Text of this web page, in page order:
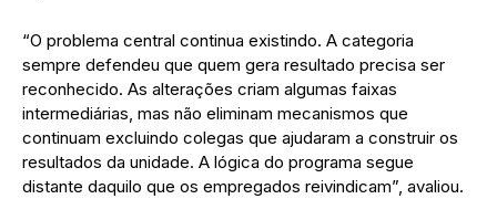
“O problema central continua existindo. A categoria
sempre defendeu que quem gera resultado precisa ser
reconhecido. As alterações criam algumas faixas
intermediárias, mas não eliminam mecanismos que
continuam excluindo colegas que ajudaram a construir os
resultados da unidade. A lógica do programa segue
distante daquilo que os empregados reivindicam”, avaliou.